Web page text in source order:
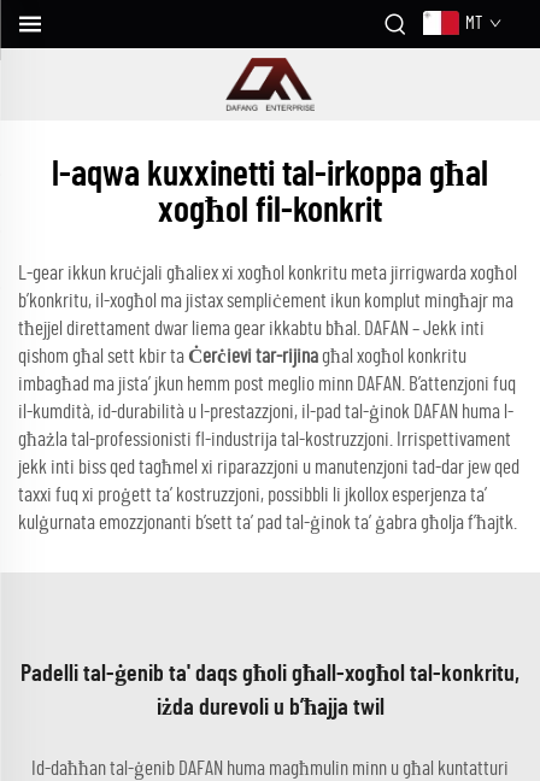
MT
l-aqwa kuxxinetti tal-irkoppa għal
xogħol fil-konkrit
L-gear ikkun kruċjali għaliex xi xogħol konkritu meta jirrigwarda xogħol
b’konkritu, il-xogħol ma jistax sempliċement ikun komplut mingħajr ma
tħejjel direttament dwar liema gear ikkabtu bħal. DAFAN – Jekk inti
qishom għal sett kbir taĊerċievi tar-rijinagħal xogħol konkritu
imbagħad ma jista’ jkun hemm post meglio minn DAFAN. B’attenzjoni fuq
il-kumdità, id-durabilità u l-prestazzjoni, il-pad tal-ġinok DAFAN huma l-
għażla tal-professionisti fl-industrija tal-kostruzzjoni. Irrispettivament
jekk inti biss qed tagħmel xi riparazzjoni u manutenzjoni tad-dar jew qed
taxxi fuq xi proġett ta’ kostruzzjoni, possibbli li jkollox esperjenza ta’
kulġurnata emozzjonanti b’sett ta’ pad tal-ġinok ta’ ġabra għolja f’ħajtk.
Padelli tal-ġenib ta' daqs għoli għall-xogħol tal-konkritu,
iżda durevoli u b’ħajja twil
Id-daħħan tal-ġenib DAFAN huma magħmulin minn u għal kuntatturi